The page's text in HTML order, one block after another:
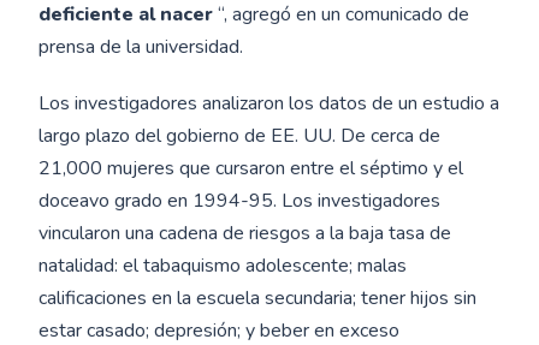
deficiente al nacer“, agregó en un comunicado de
prensa de la universidad.
Los investigadores analizaron los datos de un estudio a
largo plazo del gobierno de EE. UU. De cerca de
21,000 mujeres que cursaron entre el séptimo y el
doceavo grado en 1994-95. Los investigadores
vincularon una cadena de riesgos a la baja tasa de
natalidad: el tabaquismo adolescente; malas
calificaciones en la escuela secundaria; tener hijos sin
estar casado; depresión; y beber en exceso